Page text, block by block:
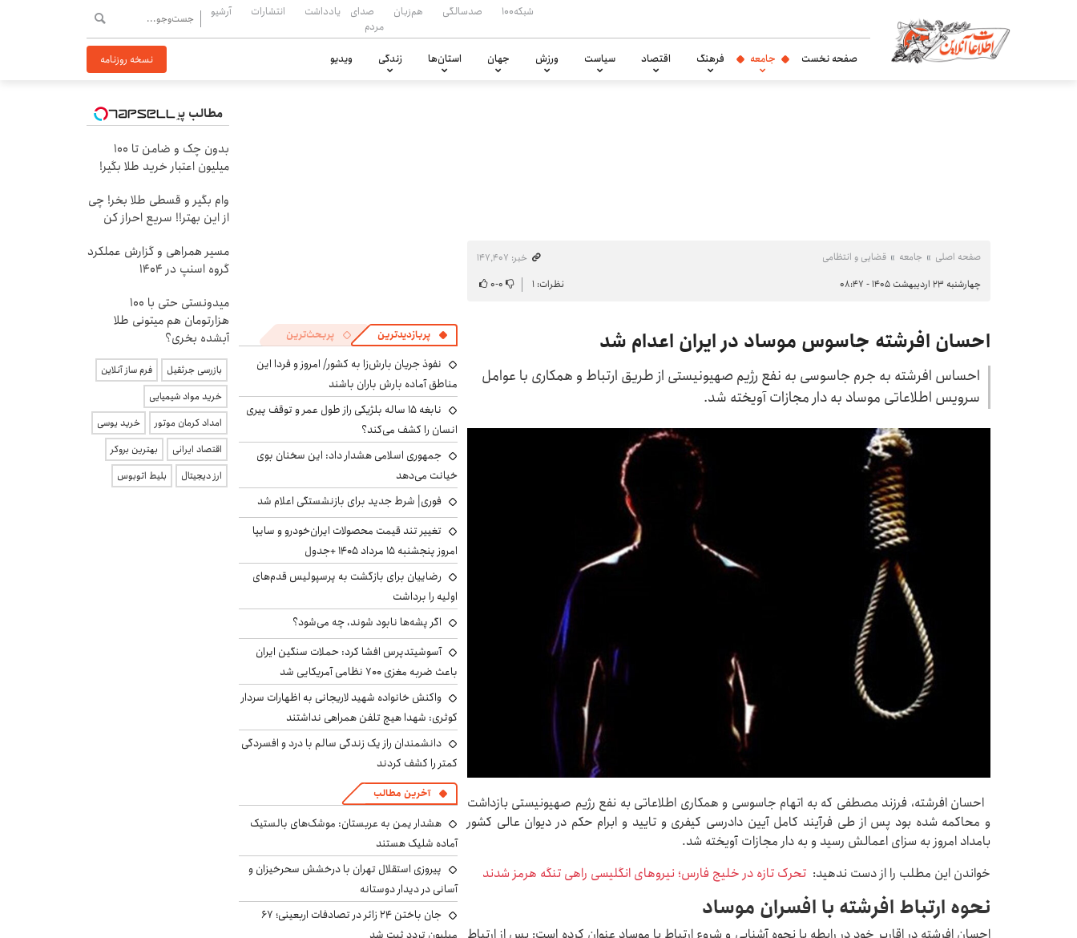
شبکه۱۰۰ صدسالگی هم‌زبان
صدای
مردم
یادداشت انتشارات آرشیو
صفحه نخست جامعه فرهنگ اقتصاد سیاست ورزش جهان استان‌ها زندگی ویدیو نسخه روزنامه
صفحه اصلی جامعه قضایی و انتظامی
خبر: ۱۴۷٬۴۰۷
چهارشنبه ۲۳ اردیبهشت ۱۴۰۵ - ۰۸:۴۷
نظرات: ۱ ۰-۰
احسان افرشته جاسوس موساد در ایران اعدام شد
احساس افرشته به جرم جاسوسی به نفع رژیم صهیونیستی از طریق ارتباط و همکاری با عوامل
سرویس اطلاعاتی موساد به دار مجازات آویخته شد.
احسان افرشته، فرزند مصطفی که به اتهام جاسوسی و همکاری اطلاعاتی به نفع رژیم صهیونیستی بازداشت
و محاکمه شده بود پس از طی فرآیند کامل آیین دادرسی کیفری و تایید و ابرام حکم در دیوان عالی کشور
بامداد امروز به سزای اعمالش رسید و به دار مجازات آویخته شد.
خواندن این مطلب را از دست ندهید: تحرک تازه در خلیج فارس؛ نیروهای انگلیسی راهی تنگه هرمز شدند
نحوه ارتباط افرشته با افسران موساد
پربازدیدترین پربحث‌ترین
نفوذ جریان بارش‌زا به کشور/ امروز و فردا این
مناطق آماده بارش باران باشند
نابغه ۱۵ ساله بلژیکی راز طول عمر و توقف پیری
انسان را کشف می‌کند؟
جمهوری اسلامی هشدار داد: این سخنان بوی
خیانت می‌دهد
فوری| شرط جدید برای بازنشستگی اعلام شد
تغییر تند قیمت محصولات ایران‌خودرو و سایپا
امروز پنجشنبه ۱۵ مرداد ۱۴۰۵ +جدول
رضاییان برای بازگشت به پرسپولیس قدم‌های
اولیه را برداشت
اگر پشه‌ها نابود شوند، چه می‌شود؟
آسوشیتدپرس افشا کرد: حملات سنگین ایران
باعث ضربه مغزی ۷۰۰ نظامی آمریکایی شد
واکنش خانواده شهید لاریجانی به اظهارات سردار
کوثری: شهدا هیچ تلفن همراهی نداشتند
دانشمندان راز یک زندگی سالم با درد و افسردگی
کمتر را کشف کردند
آخرین مطالب
هشدار یمن به عربستان: موشک‌های بالستیک
آماده شلیک هستند
پیروزی استقلال تهران با درخشش سحرخیزان و
آسانی در دیدار دوستانه
جان باختن ۲۴ زائر در تصادفات اربعینی؛ ۶۷
مطالب پیشنهادی
بدون چک و ضامن تا 100
میلیون اعتبار خرید طلا بگیر!
وام بگیر و قسطی طلا بخر! چی
از این بهتر!! سریع احراز کن
مسیر همراهی و گزارش عملکرد
گروه اسنپ در ۱۴۰۴
میدونستی حتی با ۱۰۰
هزارتومان هم میتونی طلا
آبشده بخری؟
بازرسی جرثقیل
فرم ساز آنلاین
خرید مواد شیمیایی
امداد کرمان موتور
خرید یوسی
اقتصاد ایرانی
بهترین بروکر
ارز دیجیتال
بلیط اتوبوس